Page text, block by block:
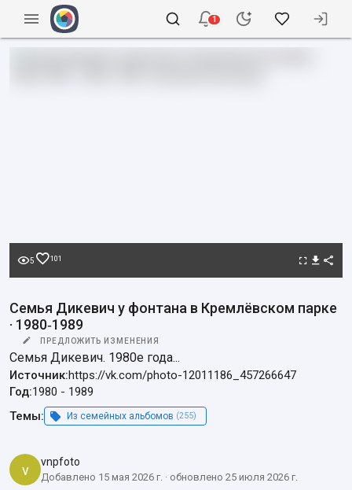
1
5 101
Семья Дикевич у фонтана в Кремлёвском парке
· 1980‑1989
ПРЕДЛОЖИТЬ ИЗМЕНЕНИЯ
Семья Дикевич. 1980е года...
Источник:https://vk.com/photo-12011186_457266647
Год:1980 - 1989
Темы:
Из семейных альбомов (255)
v vnpfoto
Добавлено 15 мая 2026 г. · обновлено 25 июля 2026 г.